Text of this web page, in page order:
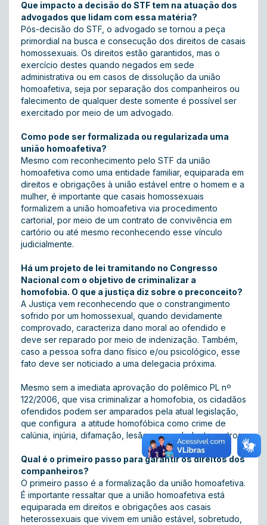
Que impacto a decisão do STF tem na atuação dos
advogados que lidam com essa matéria?
Pós-decisão do STF, o advogado se tornou a peça
primordial na busca e consecução dos direitos de casais
homossexuais. Os direitos estão garantidos, mas o
exercício destes quando negados em sede
administrativa ou em casos de dissolução da união
homoafetiva, seja por separação dos companheiros ou
falecimento de qualquer deste somente é possível ser
exercitado por meio de um advogado.
Como pode ser formalizada ou regularizada uma
união homoafetiva?
Mesmo com reconhecimento pelo STF da união
homoafetiva como uma entidade familiar, equiparada em
direitos e obrigações à união estável entre o homem e a
mulher, é importante que casais homossexuais
formalizem a união homoafetiva via procedimento
cartorial, por meio de um contrato de convivência em
cartório ou até mesmo reconhecendo esse vínculo
judicialmente.
Há um projeto de lei tramitando no Congresso
Nacional com o objetivo de criminalizar a
homofobia. O que a justiça diz sobre o preconceito?
A Justiça vem reconhecendo que o constrangimento
sofrido por um homossexual, quando devidamente
comprovado, caracteriza dano moral ao ofendido e
deve ser reparado por meio de indenização. Também,
caso a pessoa sofra dano físico e/ou psicológico, esse
fato deve ser noticiado a uma delegacia próxima.
Mesmo sem a imediata aprovação do polêmico PL nº
122/2006, que visa criminalizar a homofobia, os cidadãos
ofendidos podem ser amparados pela atual legislação,
que configura a atitude homofóbica como crime de
calúnia, injúria, difamação, lesão corporal, dentre outros.
Qual é o primeiro passo para garantir os direitos dos
companheiros?
O primeiro passo é a formalização da união homoafetiva.
É importante ressaltar que a união homoafetiva está
equiparada em direitos e obrigações aos casais
heterossexuais que vivem em união estável, sobretudo,